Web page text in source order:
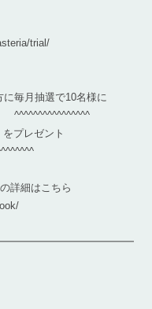
trial/
毎月抽選で10名様に
プレゼント
詳細はこちら